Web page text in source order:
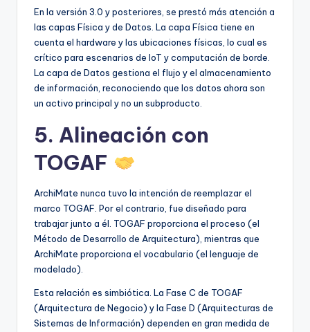
En la versión 3.0 y posteriores, se prestó más atención a
las capas Física y de Datos. La capa Física tiene en
cuenta el hardware y las ubicaciones físicas, lo cual es
crítico para escenarios de IoT y computación de borde.
La capa de Datos gestiona el flujo y el almacenamiento
de información, reconociendo que los datos ahora son
un activo principal y no un subproducto.
5. Alineación con
TOGAF
ArchiMate nunca tuvo la intención de reemplazar el
marco TOGAF. Por el contrario, fue diseñado para
trabajar junto a él. TOGAF proporciona el proceso (el
Método de Desarrollo de Arquitectura), mientras que
ArchiMate proporciona el vocabulario (el lenguaje de
modelado).
Esta relación es simbiótica. La Fase C de TOGAF
(Arquitectura de Negocio) y la Fase D (Arquitecturas de
Sistemas de Información) dependen en gran medida de